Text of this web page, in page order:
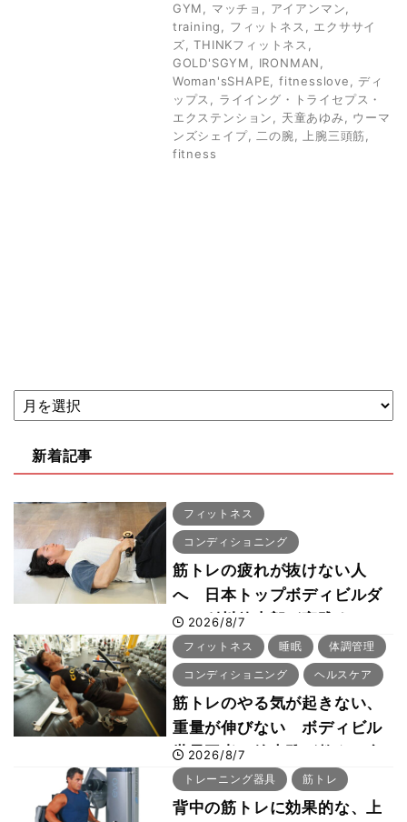
GYM
マッチョ アイアンマン
training
フィットネス
エクササイ
ズ ,THINKフィットネス
GOLD'SGYM
IRONMAN
Woman'sSHAPE
fitnesslove
ディ
ップス
ライイング・トライセプス・
エクステンション
天童あゆみ
ウーマ
ンズシェイプ, 二の腕 上腕三頭筋
fitness
新着記事
フィットネス
コンディショニング
筋トレの疲れが抜けない人
へ 日本トップボディビルダ
ー・刈川啓志郎が実践する
「回復習慣」
2026/8/7
フィットネス 睡眠 体調管理
コンディショニング ヘルスケア
筋トレのやる気が起きない、
重量が伸びない ボディビル
世界王者・鈴木雅が教える食
事・睡眠・呼吸の整え方
2026/8/7
トレーニング器具 筋トレ
背中の筋トレに効果的な、上